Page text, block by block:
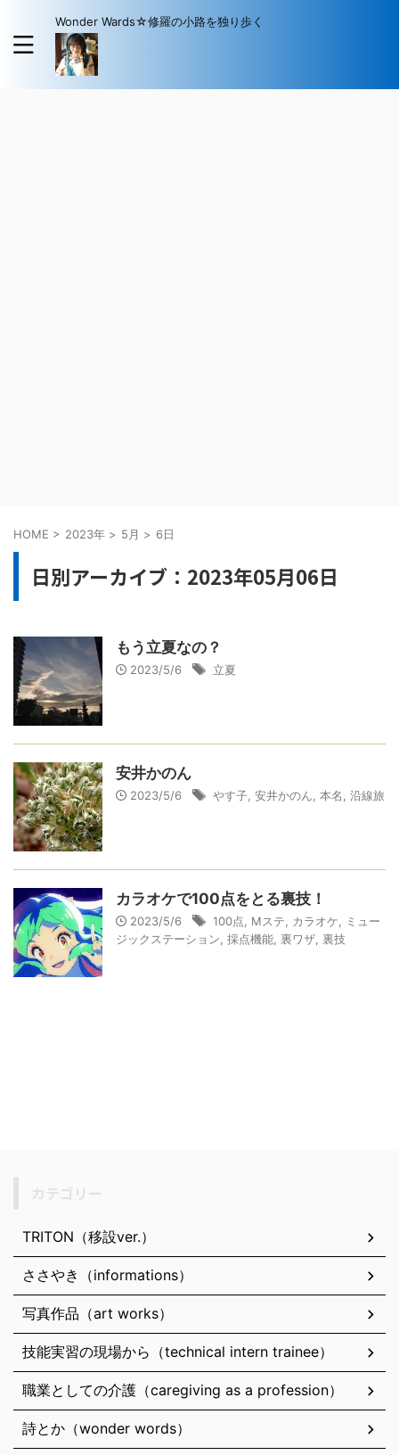
Wonder Wards☆修羅の小路を独り歩く
HOME > 2023年 > 5月 > 6日
日別アーカイブ：2023年05月06日
もう立夏なの？
2023/5/6 立夏
安井かのん
2023/5/6 やす子 安井かのん 本名 沿線旅
カラオケで100点をとる裏技！
2023/5/6 100点 Mステ カラオケ
ミュー
ジックステーション 採点機能 裏ワザ 裏技
TRITON（移設ver.）
ささやき（informations）
写真作品（art works）
技能実習の現場から（technical intern trainee）
職業としての介護（caregiving as a profession）
詩とか（wonder words）